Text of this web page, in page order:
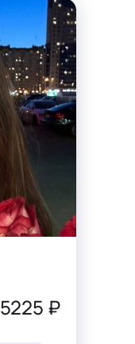
5225 ₽